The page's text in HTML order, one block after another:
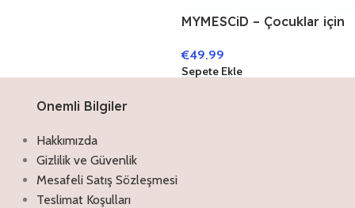
MYMESCiD – Çocuklar için
€49.99
Sepete Ekle
Onemli Bilgiler
Hakkımızda
Gizlilik ve Güvenlik
Mesafeli Satış Sözleşmesi
Teslimat Koşulları